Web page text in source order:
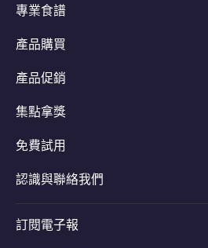
專業食譜
產品購買
產品促銷
集點拿獎
免費試用
認識與聯絡我們
訂閱電子報